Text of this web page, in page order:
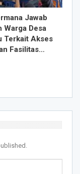
Jawab
Warga Desa
Terkait Akses
Fasilitas…